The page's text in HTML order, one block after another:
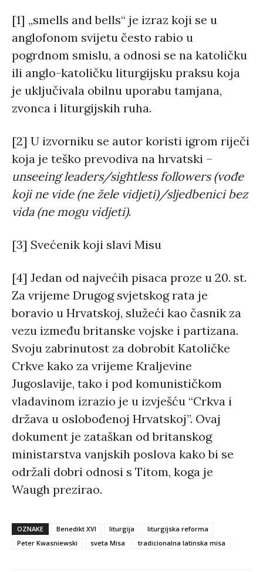
[1] „smells and bells“ je izraz koji se u
anglofonom svijetu često rabio u
pogrdnom smislu, a odnosi se na katoličku
ili anglo-katoličku liturgijsku praksu koja
je uključivala obilnu uporabu tamjana,
zvonca i liturgijskih ruha.
[2] U izvorniku se autor koristi igrom riječi
koja je teško prevodiva na hrvatski –
unseeing leaders/sightless followers (vođe
koji ne vide (ne žele vidjeti)/sljedbenici bez
vida (ne mogu vidjeti).
[3] Svećenik koji slavi Misu
[4] Jedan od najvećih pisaca proze u 20. st.
Za vrijeme Drugog svjetskog rata je
boravio u Hrvatskoj, služeći kao časnik za
vezu između britanske vojske i partizana.
Svoju zabrinutost za dobrobit Katoličke
Crkve kako za vrijeme Kraljevine
Jugoslavije, tako i pod komunističkom
vladavinom izrazio je u izvješću “Crkva i
država u oslobođenoj Hrvatskoj”. Ovaj
dokument je zataškan od britanskog
ministarstva vanjskih poslova kako bi se
održali dobri odnosi s Titom, koga je
Waugh prezirao.
OZNAKE Benedikt XVI liturgija
liturgijska reforma
Peter Kwasniewski
sveta Misa tradicionalna latinska misa